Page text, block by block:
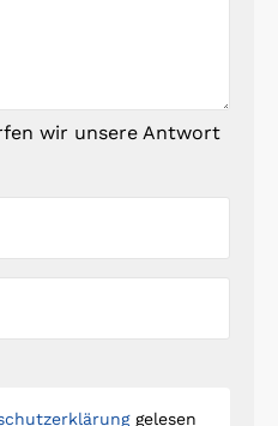
wir unsere Antwort
gelesen